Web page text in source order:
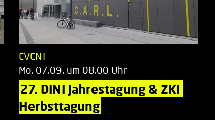
EVENT
Mo. 07.09. um 08.00 Uhr
27. DINI Jahrestagung & ZKI
Herbsttagung